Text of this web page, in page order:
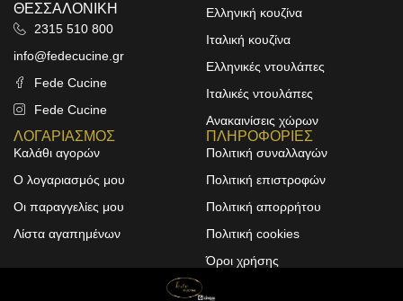
ΘΕΣΣΑΛΟΝΙΚΗ
2315 510 800
info@fedecucine.gr
Fede Cucine
Fede Cucine
Ελληνική κουζίνα
Ιταλική κουζίνα
Ελληνικές ντουλάπες
Ιταλικές ντουλάπες
Ανακαινίσεις χώρων
ΛΟΓΑΡΙΑΣΜΟΣ
Καλάθι αγορών
Ο λογαριασμός μου
Οι παραγγελίες μου
Λίστα αγαπημένων
ΠΛΗΡΟΦΟΡΙΕΣ
Πολιτική συναλλαγών
Πολιτική επιστροφών
Πολιτική απορρήτου
Πολιτική cookies
Όροι χρήσης
Design & Development by